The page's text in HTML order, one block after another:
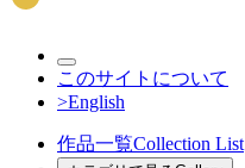
このサイトについて
>English
作品一覧Collection List